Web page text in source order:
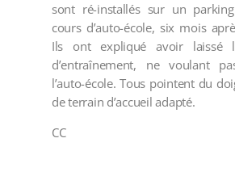
sont ré-installés sur un
cours d’auto-école, six mois
Ils ont expliqué avoir laissé
d’entraînement, ne voulant
l’auto-école. Tous pointent du
de terrain d’accueil adapté.
CC